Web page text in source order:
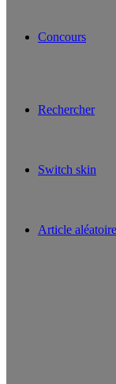
Concours
Rechercher
Switch skin
Article aléatoire